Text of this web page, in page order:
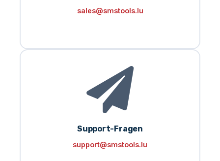
sales@smstools.lu
Support-Fragen
support@smstools.lu